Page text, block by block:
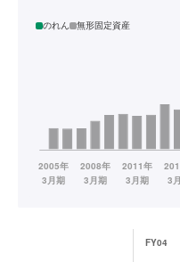
のれん 無形固定資産
FY04